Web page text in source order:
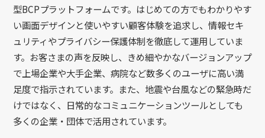
型BCPプラットフォームです。はじめての方でもわかりやす
い画面デザインと使いやすい顧客体験を追求し、情報セキ
ュリティやプライバシー保護体制を徹底して運用していま
す。お客さまの声を反映し、きめ細やかなバージョンアップ
で上場企業や大手企業、病院など数多くのユーザに高い満
足度で指示されています。また、地震や台風などの緊急時だ
けではなく、日常的なコミュニケーションツールとしても
多くの企業・団体で活用されています。